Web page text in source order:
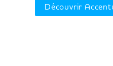
Découvrir